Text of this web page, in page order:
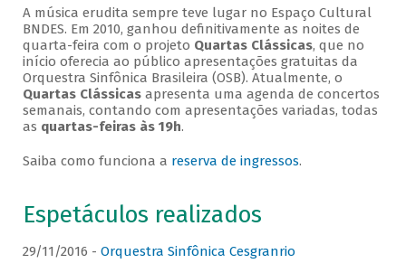
A música erudita sempre teve lugar no Espaço Cultural
BNDES. Em 2010, ganhou definitivamente as noites de
quarta-feira com o projeto Quartas Clássicas, que no
início oferecia ao público apresentações gratuitas da
Orquestra Sinfônica Brasileira (OSB). Atualmente, o
Quartas Clássicasapresenta uma agenda de concertos
semanais, contando com apresentações variadas, todas
as quartas-feiras às 19h.
Saiba como funciona a reserva de ingressos.
Espetáculos realizados
29/11/2016 - Orquestra Sinfônica Cesgranrio